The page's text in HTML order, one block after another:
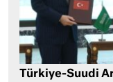
Türkiye-Suudi